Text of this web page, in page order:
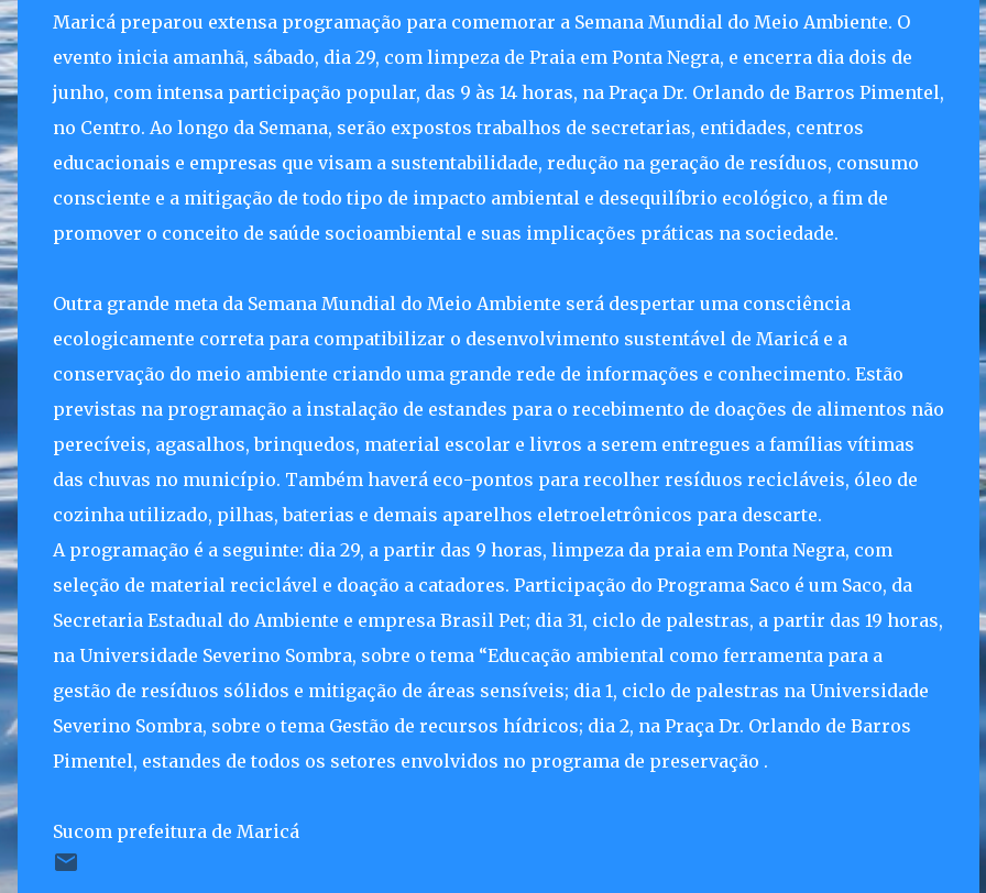
Maricá preparou extensa programação para comemorar a Semana Mundial do Meio Ambiente. O
evento inicia amanhã, sábado, dia 29, com limpeza de Praia em Ponta Negra, e encerra dia dois de
junho, com intensa participação popular, das 9 às 14 horas, na Praça Dr. Orlando de Barros Pimentel,
no Centro. Ao longo da Semana, serão expostos trabalhos de secretarias, entidades, centros
educacionais e empresas que visam a sustentabilidade, redução na geração de resíduos, consumo
consciente e a mitigação de todo tipo de impacto ambiental e desequilíbrio ecológico, a fim de
promover o conceito de saúde socioambiental e suas implicações práticas na sociedade.
Outra grande meta da Semana Mundial do Meio Ambiente será despertar uma consciência
ecologicamente correta para compatibilizar o desenvolvimento sustentável de Maricá e a
conservação do meio ambiente criando uma grande rede de informações e conhecimento. Estão
previstas na programação a instalação de estandes para o recebimento de doações de alimentos não
perecíveis, agasalhos, brinquedos, material escolar e livros a serem entregues a famílias vítimas
das chuvas no município. Também haverá eco-pontos para recolher resíduos recicláveis, óleo de
cozinha utilizado, pilhas, baterias e demais aparelhos eletroeletrônicos para descarte.
A programação é a seguinte: dia 29, a partir das 9 horas, limpeza da praia em Ponta Negra, com
seleção de material reciclável e doação a catadores. Participação do Programa Saco é um Saco, da
Secretaria Estadual do Ambiente e empresa Brasil Pet; dia 31, ciclo de palestras, a partir das 19 horas,
na Universidade Severino Sombra, sobre o tema “Educação ambiental como ferramenta para a
gestão de resíduos sólidos e mitigação de áreas sensíveis; dia 1, ciclo de palestras na Universidade
Severino Sombra, sobre o tema Gestão de recursos hídricos; dia 2, na Praça Dr. Orlando de Barros
Pimentel, estandes de todos os setores envolvidos no programa de preservação .
Sucom prefeitura de Maricá